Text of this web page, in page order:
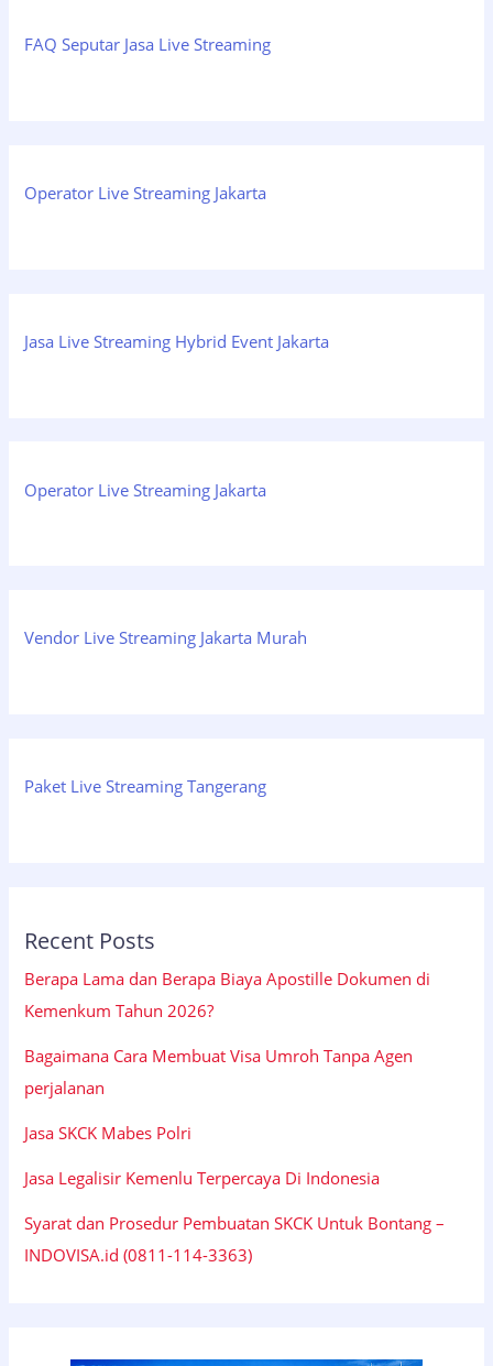
FAQ Seputar Jasa Live Streaming
Operator Live Streaming Jakarta
Jasa Live Streaming Hybrid Event Jakarta
Operator Live Streaming Jakarta
Vendor Live Streaming Jakarta Murah
Paket Live Streaming Tangerang
Recent Posts
Berapa Lama dan Berapa Biaya Apostille Dokumen di
Kemenkum Tahun 2026?
Bagaimana Cara Membuat Visa Umroh Tanpa Agen
perjalanan
Jasa SKCK Mabes Polri
Jasa Legalisir Kemenlu Terpercaya Di Indonesia
Syarat dan Prosedur Pembuatan SKCK Untuk Bontang –
INDOVISA.id (0811-114-3363)